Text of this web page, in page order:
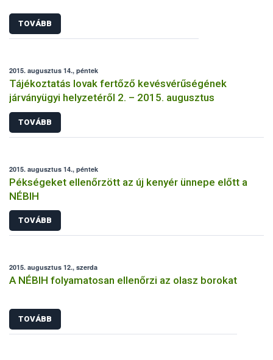
TOVÁBB
2015. augusztus 14., péntek
Tájékoztatás lovak fertőző kevésvérűségének
járványügyi helyzetéről 2. – 2015. augusztus
TOVÁBB
2015. augusztus 14., péntek
Pékségeket ellenőrzött az új kenyér ünnepe előtt a
NÉBIH
TOVÁBB
2015. augusztus 12., szerda
A NÉBIH folyamatosan ellenőrzi az olasz borokat
TOVÁBB